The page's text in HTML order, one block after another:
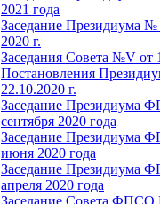
2021 года
Заседание Президиума №
2020 г.
Заседания Совета №V от
Постановления
22.10.2020 г.
Заседание Президиума
сентября 2020 года
Заседание Президиума
июня 2020 года
Заседание Президиума
апреля 2020 года
Заседание Совета ФПСО